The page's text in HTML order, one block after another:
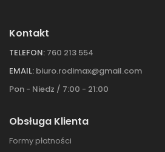
Kontakt
TELEFON: 760 213 554
EMAIL: biuro.rodimax@gmail.com
Pon - Niedz / 7:00 - 21:00
Obsługa Klienta
Formy płatności